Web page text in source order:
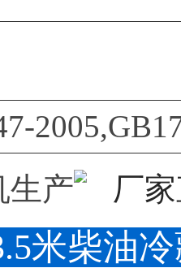
生产
米柴油